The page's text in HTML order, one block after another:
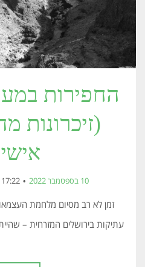
החפירות
(זיכרונות
10 בספטמבר 2022 17:22
זמן לא רב מסיום מלחמת
עתיקות בירושלים המזרחית –